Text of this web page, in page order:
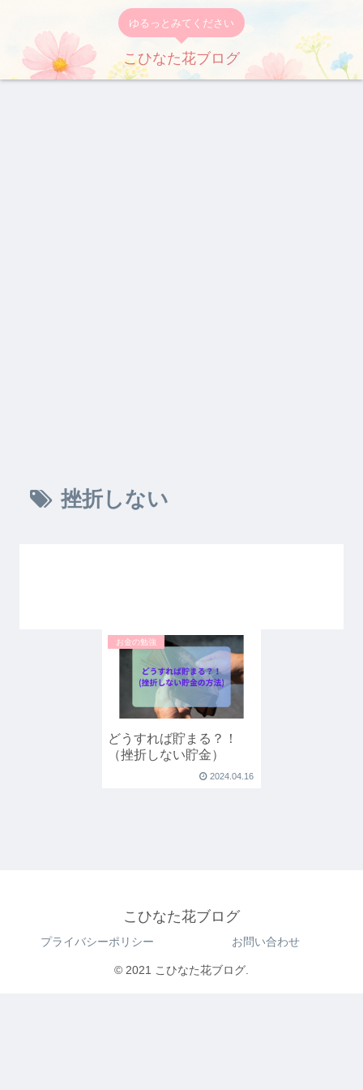
ゆるっとみてください
こひなた花ブログ
挫折しない
お金の勉強
どうすれば貯まる？！
（挫折しない貯金）
2024.04.16
こひなた花ブログ
プライバシーポリシー お問い合わせ
© 2021 こひなた花ブログ.